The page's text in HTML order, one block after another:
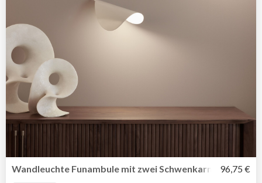
Wandleuchte Funambule mit zwei Schwenkarmen von
96,75 €